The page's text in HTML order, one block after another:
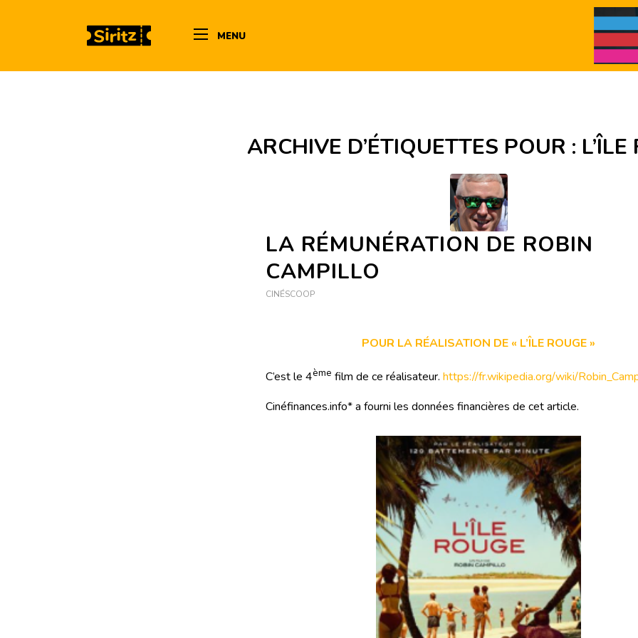
MENU
ARCHIVE D’ÉTIQUETTES POUR :
LA RÉMUNÉRATION DE ROBIN
CAMPILLO
CINÉSCOOP
POUR LA RÉALISATION DE « L’ÎLE ROUGE »
C’est le 4ème film de ce réalisateur. https://fr.wikipedia.org/wiki/
Cinéfinances.info* a fourni les données financières de cet article.